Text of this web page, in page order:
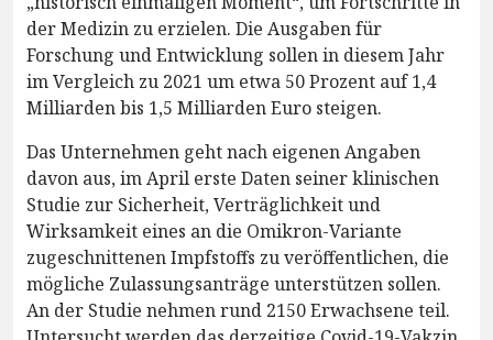
der Medizin zu erzielen. Die Ausgaben für
Forschung und Entwicklung sollen in diesem Jahr
im Vergleich zu 2021 um etwa 50 Prozent auf 1,4
Milliarden bis 1,5 Milliarden Euro steigen.
Das Unternehmen geht nach eigenen Angaben
davon aus, im April erste Daten seiner klinischen
Studie zur Sicherheit, Verträglichkeit und
Wirksamkeit eines an die Omikron-Variante
zugeschnittenen Impfstoffs zu veröffentlichen, die
mögliche Zulassungsanträge unterstützen sollen.
An der Studie nehmen rund 2150 Erwachsene teil.